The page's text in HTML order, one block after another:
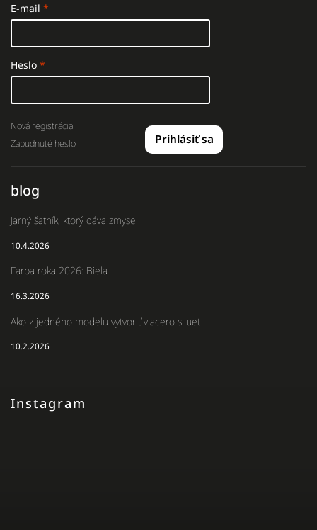
Instagram
E-mail
Heslo
Prihlásiť sa
Nová registrácia
Zabudnuté heslo
blog
Jarný šatník, ktorý dáva zmysel
10.4.2026
Farba roka 2026: Biela
16.3.2026
Ako z jedného modelu vytvoriť viacero siluet
10.2.2026